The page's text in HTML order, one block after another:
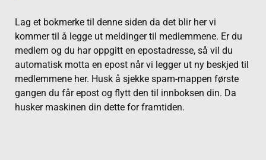
Lag et bokmerke til denne siden da det blir her vi
kommer til å legge ut meldinger til medlemmene. Er du
medlem og du har oppgitt en epostadresse, så vil du
automatisk motta en epost når vi legger ut ny beskjed til
medlemmene her. Husk å sjekke spam-mappen første
gangen du får epost og flytt den til innboksen din. Da
husker maskinen din dette for framtiden.